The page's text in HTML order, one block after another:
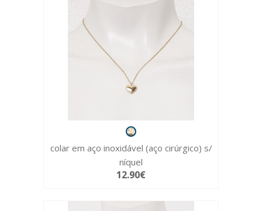
colar em aço inoxidável (aço cirúrgico) s/
níquel
12.90€